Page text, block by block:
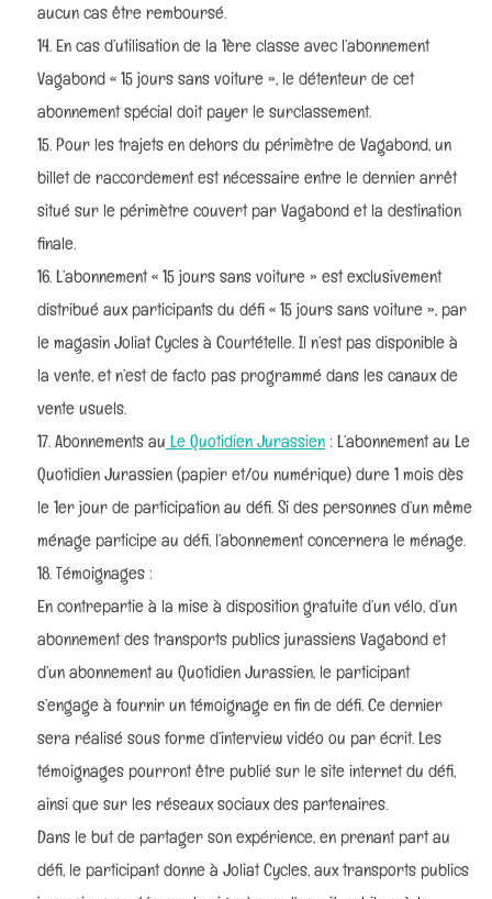
aucun cas être remboursé.
En cas d’utilisation de la 1ère classe avec l’abonnement
Vagabond « 15 jours sans voiture », le détenteur de cet
abonnement spécial doit payer le surclassement.
Pour les trajets en dehors du périmètre de Vagabond, un
billet de raccordement est nécessaire entre le dernier arrêt
situé sur le périmètre couvert par Vagabond et la destination
finale.
L’abonnement « 15 jours sans voiture » est exclusivement
distribué aux participants du défi « 15 jours sans voiture », par
le magasin Joliat Cycles à Courtételle. Il n’est pas disponible à
la vente, et n’est de facto pas programmé dans les canaux de
vente usuels.
Abonnements au Le Quotidien Jurassien: L’abonnement au Le
Quotidien Jurassien (papier et/ou numérique) dure 1 mois dès
le 1er jour de participation au défi. Si des personnes d’un même
ménage participe au défi, l’abonnement concernera le ménage.
Témoignages :
En contrepartie à la mise à disposition gratuite d’un vélo, d’un
abonnement des transports publics jurassiens Vagabond et
d’un abonnement au Quotidien Jurassien, le participant
s’engage à fournir un témoignage en fin de défi. Ce dernier
sera réalisé sous forme d’interview vidéo ou par écrit. Les
témoignages pourront être publié sur le site internet du défi,
ainsi que sur les réseaux sociaux des partenaires.
Dans le but de partager son expérience, en prenant part au
défi, le participant donne à Joliat Cycles, aux transports publics